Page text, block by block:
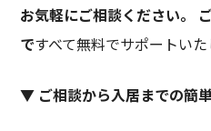
お気軽にご相談ください。
ですべて無料でサポートいた
▼ ご相談から入居までの簡